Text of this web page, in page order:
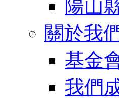
陽山
關於我
基金
我們